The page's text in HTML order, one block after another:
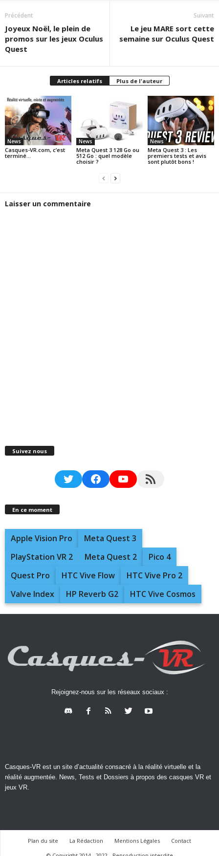
Précédent
Joyeux Noël, le plein de
promos sur les jeux Oculus
Quest
Suivant
Le jeu MARE sort cette
semaine sur Oculus Quest
Articles relatifs Plus de l'auteur
News
Casques-VR.com, c’est
terminé…
News
Meta Quest 3 128 Go ou
512 Go : quel modèle
choisir ?
News
Meta Quest 3 : Les
premiers tests et avis
sont plutôt bons !
Laisser un commentaire
Suivez nous
TwitterFacebookYouTubeRSS Feed
En ce moment
Apple Vision Pro
Meta Quest 3
PlayStation VR 2
Meta Quest 2
Pico 4
Quest Pro
HTC Vive Flow
HTC Vive Pro 2
Valve Index
HP Reverb G2 HTC Vive Cosmos
Rejoignez-nous sur les réseaux sociaux :
Casques-VR est un site d’actualité consacré à la réalité virtuelle et la
réalité augmentée. News, Tests et Dossiers à propos des casques VR et
jeux VR.
Plan du site La Rédaction Mentions Légales
Contact